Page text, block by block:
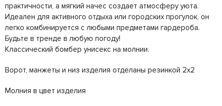
практичности, а мягкий начес создает атмосферу уюта.
Идеален для активного отдыха или городских прогулок, он
легко комбинируется с любыми предметами гардероба.
Будьте в тренде в любую погоду!
Классический бомбер унисекс на молнии.
Ворот, манжеты и низ изделия отделаны резинкой 2х2
Молния в цвет изделия